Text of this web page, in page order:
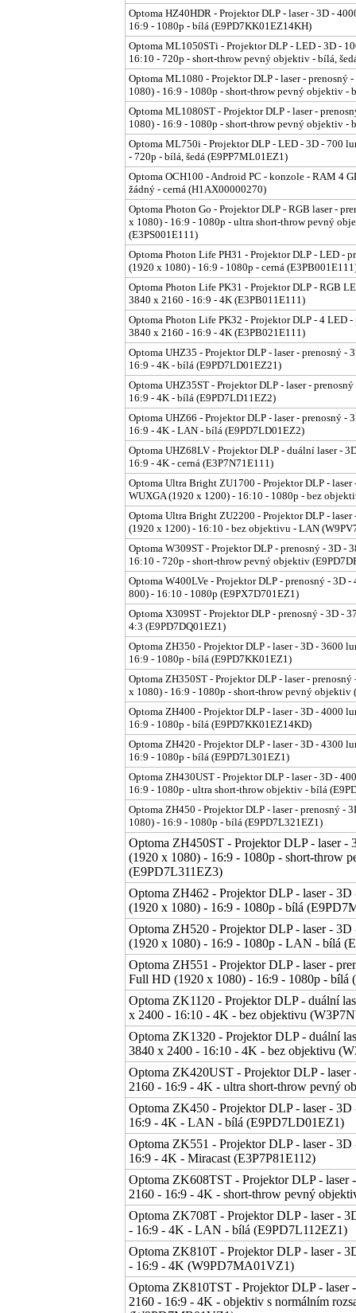
Optoma HZ40HDR - Projektor DLP - laser - 3D -
16:9 - 1080p - bílá (E9PD7KK01EZ14KH)
Optoma ML1050STi - Projektor DLP - LED - 3D -
16:10 - 720p - short-throw pevný objektiv - bílá,
Optoma ML1080 - Projektor DLP - laser - prenosný
1080) - 16:9 - 1080p - short-throw pevný objektiv -
Optoma ML1080ST - Projektor DLP - laser -
1080) - 16:9 - 1080p - short-throw pevný objektiv -
Optoma ML750i - Projektor DLP - LED - 3D - 700
- 720p - bílá, šedá (E9PP7ML01EZ1)
Optoma OCH100 - Android PC - konzole - RAM 4
žádný - cerná (H1AX00000270)
Optoma Photon Go - Projektor DLP - RGB laser -
x 1080) - 16:9 - 1080p - ultra short-throw pevný
(E3PS001E111)
Optoma Photon Life PH31 - Projektor DLP - LED -
(1920 x 1080) - 16:9 - 1080p - cerná
Optoma Photon Life PK31 - Projektor DLP - RGB
3840 x 2160 - 16:9 - 4K (E3PB011E111)
Optoma Photon Life PK32 - Projektor DLP - 4 LED
3840 x 2160 - 16:9 - 4K (E3PB021E111)
Optoma UHZ35 - Projektor DLP - laser - prenosný -
16:9 - 4K - bílá (E9PD7LD01EZ21)
Optoma UHZ35ST - Projektor DLP - laser -
16:9 - 4K - bílá (E9PD7LD11EZ2)
Optoma UHZ66 - Projektor DLP - laser - prenosný -
16:9 - 4K - LAN - bílá (E9PD7LD01EZ2)
Optoma UHZ68LV - Projektor DLP - duální laser -
16:9 - 4K - cerná (E3P7N71E111)
Optoma Ultra Bright ZU1700 - Projektor DLP - laser
WUXGA (1920 x 1200) - 16:10 - 1080p - bez
Optoma Ultra Bright ZU2200 - Projektor DLP -
(1920 x 1200) - 16:10 - bez objektivu - LAN
Optoma W309ST - Projektor DLP - prenosný - 3D -
16:10 - 720p - short-throw pevný objektiv
Optoma W400LVe - Projektor DLP - prenosný - 3D
800) - 16:10 - 1080p (E9PX7D701EZ1)
Optoma X309ST - Projektor DLP - prenosný - 3D -
4:3 (E9PD7DQ01EZ1)
Optoma ZH350 - Projektor DLP - laser - 3D - 3600
16:9 - 1080p - bílá (E9PD7KK01EZ1)
Optoma ZH350ST - Projektor DLP - laser -
x 1080) - 16:9 - 1080p - short-throw pevný objektiv
Optoma ZH400 - Projektor DLP - laser - 3D - 4000
16:9 - 1080p - bílá (E9PD7KK01EZ14KD)
Optoma ZH420 - Projektor DLP - laser - 3D - 4300
16:9 - 1080p - bílá (E9PD7L301EZ1)
Optoma ZH430UST - Projektor DLP - laser - 3D -
16:9 - 1080p - ultra short-throw objektiv - bílá
Optoma ZH450 - Projektor DLP - laser - prenosný -
1080) - 16:9 - 1080p - bílá (E9PD7L321EZ1)
Optoma ZH450ST - Projektor DLP - laser -
(1920 x 1080) - 16:9 - 1080p - short-throw
(E9PD7L311EZ3)
Optoma ZH462 - Projektor DLP - laser -
(1920 x 1080) - 16:9 - 1080p - bílá
Optoma ZH520 - Projektor DLP - laser -
(1920 x 1080) - 16:9 - 1080p - LAN - bílá
Optoma ZH551 - Projektor DLP - laser -
Full HD (1920 x 1080) - 16:9 - 1080p - bílá
Optoma ZK1120 - Projektor DLP - duální
x 2400 - 16:10 - 4K - bez objektivu
Optoma ZK1320 - Projektor DLP - duální
3840 x 2400 - 16:10 - 4K - bez objektivu
Optoma ZK420UST - Projektor DLP - laser
2160 - 16:9 - 4K - ultra short-throw pevný
Optoma ZK450 - Projektor DLP - laser -
16:9 - 4K - LAN - bílá (E9PD7LD01EZ1)
Optoma ZK551 - Projektor DLP - laser -
16:9 - 4K - Miracast (E3P7P81E112)
Optoma ZK608TST - Projektor DLP - laser
2160 - 16:9 - 4K - short-throw pevný
Optoma ZK708T - Projektor DLP - laser -
- 16:9 - 4K - LAN - bílá (E9PD7L112EZ1)
Optoma ZK810T - Projektor DLP - laser -
- 16:9 - 4K (W9PD7MA01VZ1)
Optoma ZK810TST - Projektor DLP - laser
2160 - 16:9 - 4K - objektiv s normálním